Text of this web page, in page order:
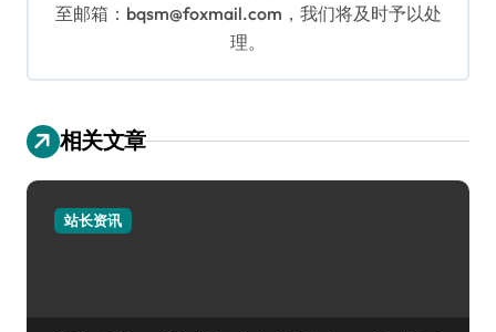
至邮箱：bqsm@foxmail.com，我们将及时予以处
理。
相关文章
站长资讯